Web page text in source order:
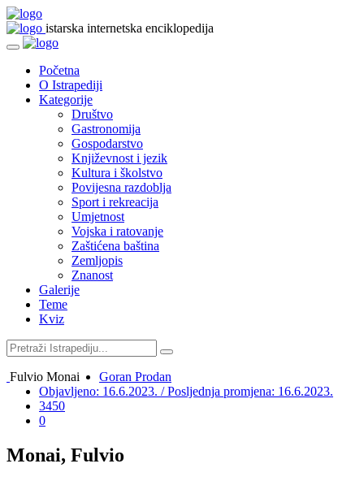
istarska internetska enciklopedija
Početna
O Istrapediji
Kategorije
Društvo
Gastronomija
Gospodarstvo
Književnost i jezik
Kultura i školstvo
Povijesna razdoblja
Sport i rekreacija
Umjetnost
Vojska i ratovanje
Zaštićena baština
Zemljopis
Znanost
Galerije
Teme
Kviz
Fulvio Monai
Goran Prodan
Objavljeno: 16.6.2023. / Posljednja promjena: 16.6.2023.
3450
0
Monai, Fulvio